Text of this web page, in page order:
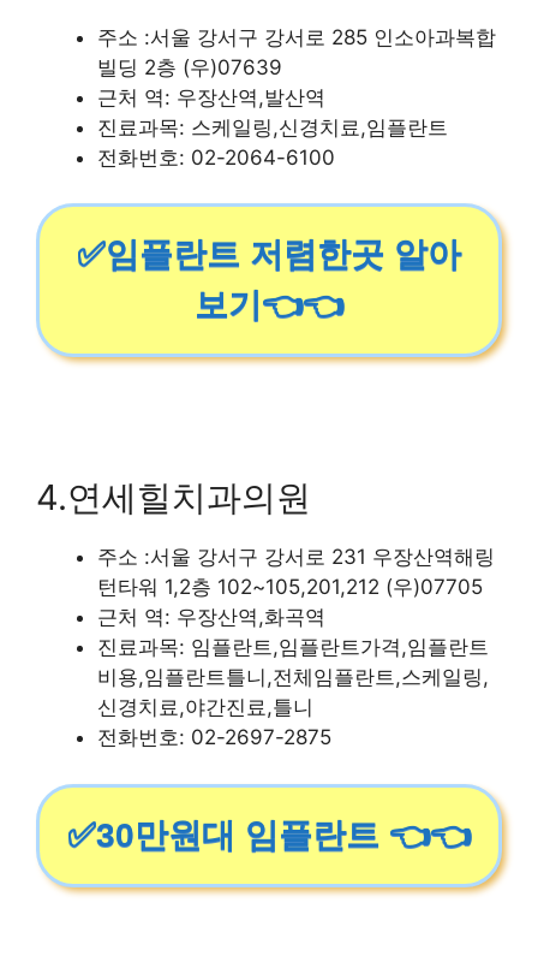
주소 :서울 강서구 강서로 285 인소아과복합
빌딩 2층 (우)07639
근처 역: 우장산역,발산역
진료과목: 스케일링,신경치료,임플란트
전화번호: 02-2064-6100
✅임플란트 저렴한곳 알아
보기👈👈
4.연세힐치과의원
주소 :서울 강서구 강서로 231 우장산역해링
턴타워 1,2층 102~105,201,212 (우)07705
근처 역: 우장산역,화곡역
진료과목: 임플란트,임플란트가격,임플란트
비용,임플란트틀니,전체임플란트,스케일링,
신경치료,야간진료,틀니
전화번호: 02-2697-2875
✅30만원대 임플란트 👈👈